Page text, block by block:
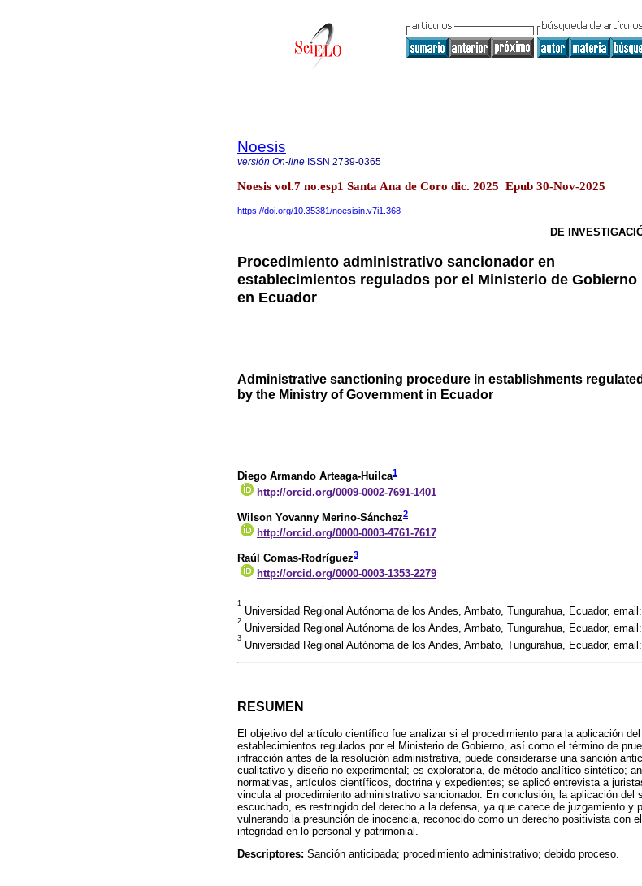
Noesis
versión On-line ISSN 2739-0365
Noesis vol.7 no.esp1 Santa Ana de Coro dic. 2025 Epub 30-Nov-2025
https://doi.org/10.35381/noesisin.v7i1.368
DE
Procedimiento administrativo sancionador en
establecimientos regulados por el Ministerio de Gobierno
en Ecuador
Administrative sanctioning procedure in establishments regulated
by the Ministry of Government in Ecuador
Diego Armando Arteaga-Huilca1
http://orcid.org/0009-0002-7691-1401
Wilson Yovanny Merino-Sánchez2
http://orcid.org/0000-0003-4761-7617
Raúl Comas-Rodríguez3
http://orcid.org/0000-0003-1353-2279
1
Universidad Regional Autónoma de los Andes, Ambato, Tungurahua, Ecuador,
2
Universidad Regional Autónoma de los Andes, Ambato, Tungurahua, Ecuador,
3
Universidad Regional Autónoma de los Andes, Ambato, Tungurahua, Ecuador,
RESUMEN
El objetivo del artículo científico fue analizar si el procedimiento para la aplicación
establecimientos regulados por el Ministerio de Gobierno, así como el término de
infracción antes de la resolución administrativa, puede considerarse una sanción
cualitativo y diseño no experimental; es exploratoria, de método analítico-sintético;
normativas, artículos científicos, doctrina y expedientes; se aplicó entrevista a
vincula al procedimiento administrativo sancionador. En conclusión, la aplicación del
escuchado, es restringido del derecho a la defensa, ya que carece de juzgamiento y
vulnerando la presunción de inocencia, reconocido como un derecho positivista con
integridad en lo personal y patrimonial.
Descriptores: Sanción anticipada; procedimiento administrativo; debido proceso.